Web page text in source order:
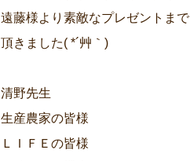
遠藤様より素敵なプレゼントまで
頂きました( *´艸｀)
清野先生
生産農家の皆様
ＬＩＦＥの皆様